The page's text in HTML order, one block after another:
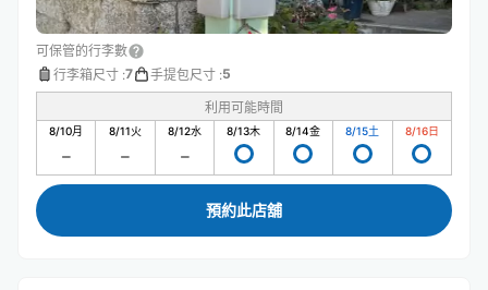
可保管的行李數
行李箱尺寸 :7 手提包尺寸 :5
利用可能時間
8/10月 8/11火 8/12水 8/13木 8/14金 8/15土 8/16日
預約此店舖